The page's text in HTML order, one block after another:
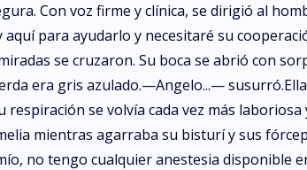
Con voz firme y clínica, se dirigió al
para ayudarlo y necesitaré su
se cruzaron. Su boca se abrió con
era gris azulado.—Angelo...—
se volvía cada vez más
mientras agarraba su bisturí y sus
no tengo cualquier anestesia disponible